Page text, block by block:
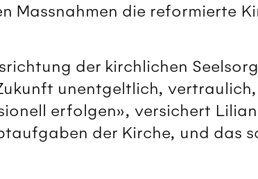
Massnahmen die reformierte
der kirchlichen
unentgeltlich,
erfolgen», versichert
der Kirche, und das